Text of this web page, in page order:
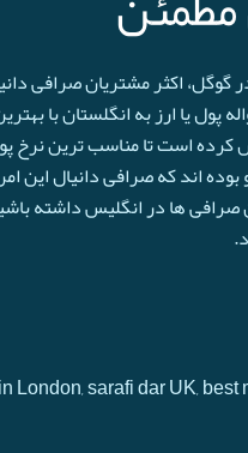
اکثر مشتریان صرافی
یا ارز به انگلستان با
است تا مناسب ترین نرخ
اند که صرافی دانیال
صرافی ها در انگلیس داشته
London, sarafi dar UK,